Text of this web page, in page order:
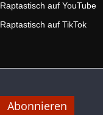
Raptastisch auf YouTube
Raptastisch auf TikTok
Abonnieren